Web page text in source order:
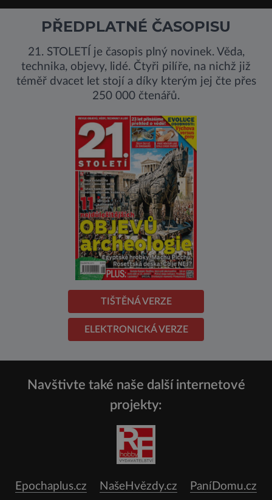
PŘEDPLATNÉ ČASOPISU
21. STOLETÍ je časopis plný novinek. Věda,
technika, objevy, lidé. Čtyři pilíře, na nichž již
téměř dvacet let stojí a díky kterým jej čte přes
250 000 čtenářů.
TIŠTĚNÁ VERZE
ELEKTRONICKÁ VERZE
Navštivte také naše další internetové
projekty:
Epochaplus.cz NašeHvězdy.cz PaníDomu.cz